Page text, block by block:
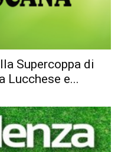
Supercoppa di
Lucchese e...